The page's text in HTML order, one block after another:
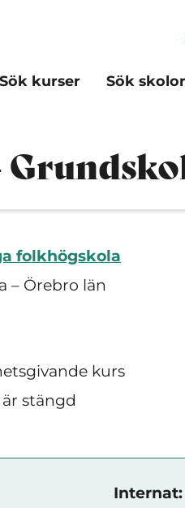
Sök kurser Sök skolor
folkhögskola
– Örebro län
kurs
stängd
Internat: